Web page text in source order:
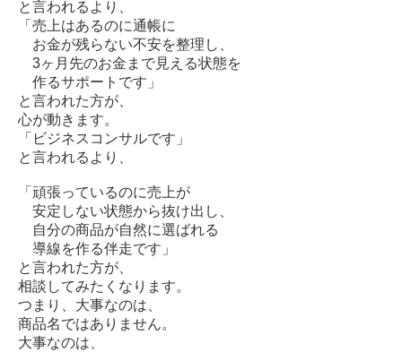
と言われるより、
「売上はあるのに通帳に
お金が残らない不安を整理し、
3ヶ月先のお金まで見える状態を
作るサポートです」
と言われた方が、
心が動きます。
「ビジネスコンサルです」
と言われるより、
「頑張っているのに売上が
安定しない状態から抜け出し、
自分の商品が自然に選ばれる
導線を作る伴走です」
と言われた方が、
相談してみたくなります。
つまり、大事なのは、
商品名ではありません。
大事なのは、